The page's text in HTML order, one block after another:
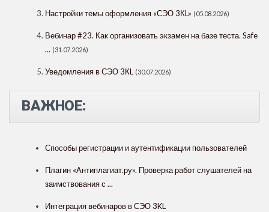
Настройки темы оформления «СЭО 3КL» (05.08.2026)
Вебинар #23. Как организовать экзамен на базе теста. Safe
... (31.07.2026)
Уведомления в СЭО 3КL (30.07.2026)
ВАЖНОЕ:
Способы регистрации и аутентификации пользователей
Плагин «Антиплагиат.ру». Проверка работ слушателей на
заимствования с ...
Интеграция вебинаров в СЭО 3KL